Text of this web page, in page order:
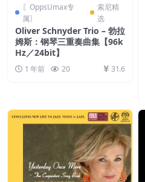
〖OppsUmax专
属〗
索尼精
选
Oliver Schnyder Trio – 勃拉
姆斯：钢琴三重奏曲集【96k
Hz／24bit】
1 年前 20 31.6